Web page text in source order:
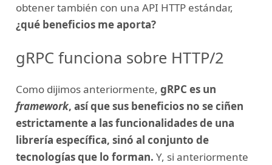
obtener también con una API HTTP estándar,
¿qué beneficios me aporta?
gRPC funciona sobre HTTP/2
Como dijimos anteriormente, gRPC es un
framework, así que sus beneficios no se ciñen
estrictamente a las funcionalidades de una
librería específica, sinó al conjunto de
tecnologías que lo forman. Y, si anteriormente